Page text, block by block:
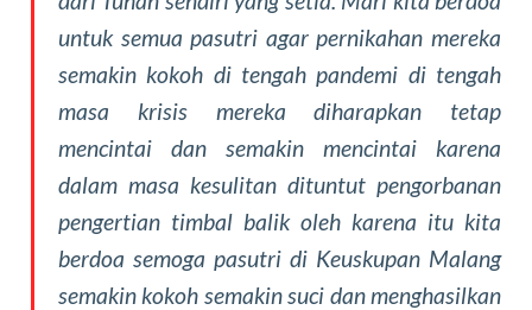
untuk semua pasutri agar pernikahan mereka
semakin kokoh di tengah pandemi di tengah
masa krisis mereka diharapkan tetap
mencintai dan semakin mencintai karena
dalam masa kesulitan dituntut pengorbanan
pengertian timbal balik oleh karena itu kita
berdoa semoga pasutri di Keuskupan Malang
semakin kokoh semakin suci dan menghasilkan